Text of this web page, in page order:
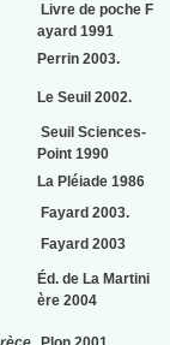
Livre de poche F
ayard 1991
Perrin 2003.
Le Seuil 2002.
Seuil Sciences-
Point 1990
La Pléiade 1986
Fayard 2003.
Fayard 2003
Éd. de La Martini
ère 2004